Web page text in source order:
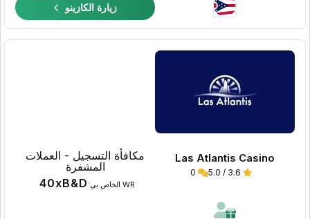
زيارة الكازينو
Las Atlantis Casino
3.6 / 5.0
0
مكافأة التسجيل - العملات
المشفرة
WR الخاص بي: 40xB&D